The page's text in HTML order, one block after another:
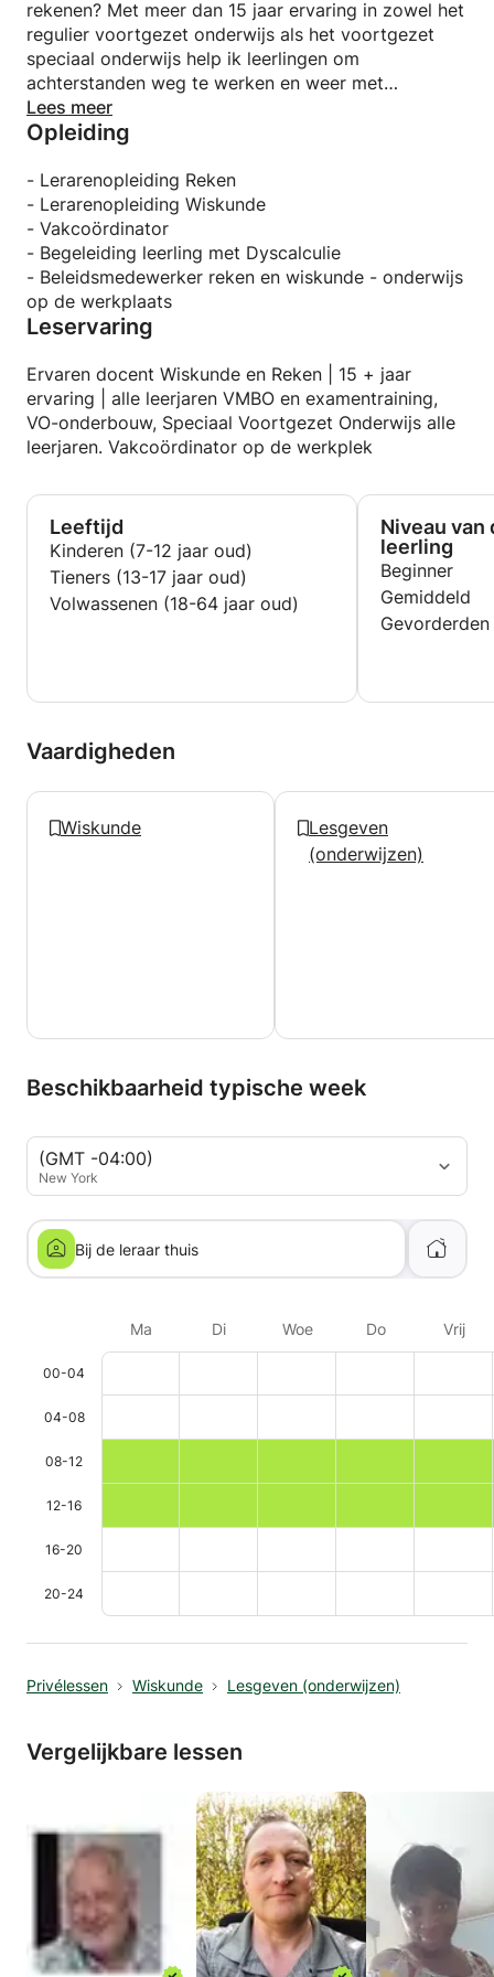
rekenen? Met meer dan 15 jaar ervaring in zowel het
regulier voortgezet onderwijs als het voortgezet
speciaal onderwijs help ik leerlingen om
achterstanden weg te werken en weer met
vertrouwen aan de slag te gaan.
het voortgezet onderwijs en aan alle leerjaren van
het vmbo. Daarbij zorg ik voor een duidelijke
opbouw, zodat de verschillende onderdelen van het
vak goed op elkaar aansluiten. De lessen zijn gericht
op het begrijpen van de stof én op een goede
voorbereiding op toetsen en het vmbo-examen.
waar de hiaten zitten. Vervolgens maken we een
persoonlijk plan, zodat de leerling doelgericht werkt
aan een stevige basis en betere resultaten.
niveau en de leerstijl van de leerling. Het doel is niet
alleen een hoger cijfer, maar vooral meer begrip,
zelfvertrouwen en plezier in wiskunde en rekenen.
Lees meer
Opleiding
- Lerarenopleiding Reken
- Lerarenopleiding Wiskunde
- Vakcoördinator
- Begeleiding leerling met Dyscalculie
- Beleidsmedewerker reken en wiskunde - onderwijs
op de werkplaats
Leservaring
Ervaren docent Wiskunde en Reken | 15 + jaar
ervaring | alle leerjaren VMBO en examentraining,
VO-onderbouw, Speciaal Voortgezet Onderwijs alle
leerjaren. Vakcoördinator op de werkplek
Leeftijd
Kinderen (7-12 jaar oud)
Tieners (13-17 jaar oud)
Volwassenen (18-64 jaar oud)
Niveau van
leerling
Beginner
Gemiddeld
Gevorderden
Vaardigheden
Wiskunde
Lesgeven
(onderwijzen)
Beschikbaarheid typische week
(GMT -04:00)
New York
Bij de leraar thuis
Ma Di Woe Do Vrij
00-04
04-08
08-12
12-16
16-20
20-24
Privélessen Wiskunde Lesgeven (onderwijzen)
Vergelijkbare lessen